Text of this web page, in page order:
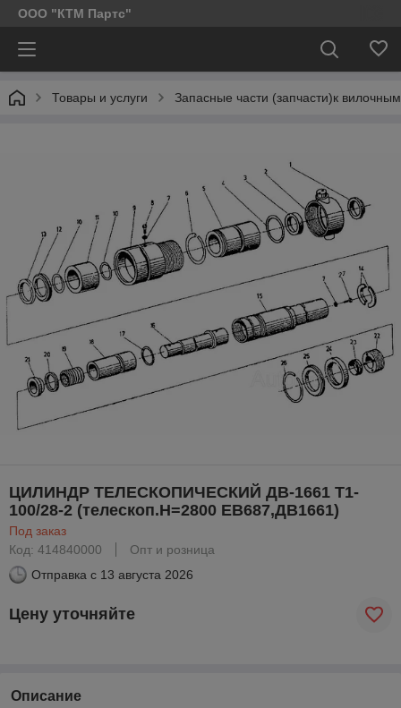
ООО "КТМ Партс"
Товары и услуги Запасные части (запчасти)к
ЦИЛИНДР ТЕЛЕСКОПИЧЕСКИЙ ДВ-1661 Т1-
100/28-2 (телескоп.Н=2800 ЕВ687,ДВ1661)
Под заказ
Код: 414840000
Опт и розница
Отправка с 13 августа 2026
Цену уточняйте
Описание